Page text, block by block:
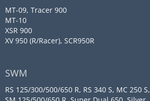
MT-09, Tracer 900
MT-10
XSR 900
XV 950 (R/Racer), SCR950R
SWM
RS 125/300/500/650 R, RS 340 S, MC 250 S,